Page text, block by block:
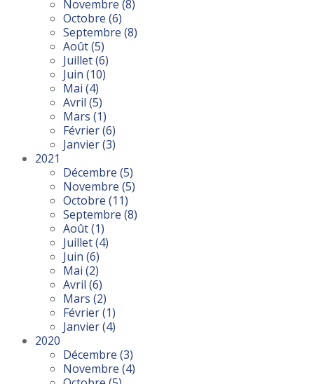
Novembre (8)
Octobre (6)
Septembre (8)
Août(5)
Juillet(6)
Juin (10)
Mai (4)
Avril (5)
Mars (1)
Février(6)
Janvier(3)
2021
Décembre (5)
Novembre (5)
Octobre (11)
Septembre (8)
Août(1)
Juillet(4)
Juin (6)
Mai (2)
Avril (6)
Mars (2)
Février(1)
Janvier(4)
2020
Décembre (3)
Novembre (4)